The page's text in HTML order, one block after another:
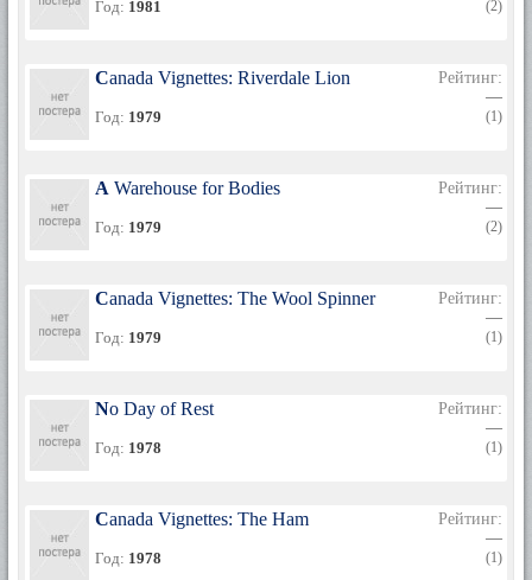
Год: 1981 (2)
Canada Vignettes: Riverdale Lion
Год: 1979
Рейтинг:
—
(1)
A Warehouse for Bodies
Год: 1979
Рейтинг:
—
(2)
Canada Vignettes: The Wool Spinner
Год: 1979
Рейтинг:
—
(1)
No Day of Rest
Год: 1978
Рейтинг:
—
(1)
Canada Vignettes: The Ham
Год: 1978
Рейтинг:
—
(1)